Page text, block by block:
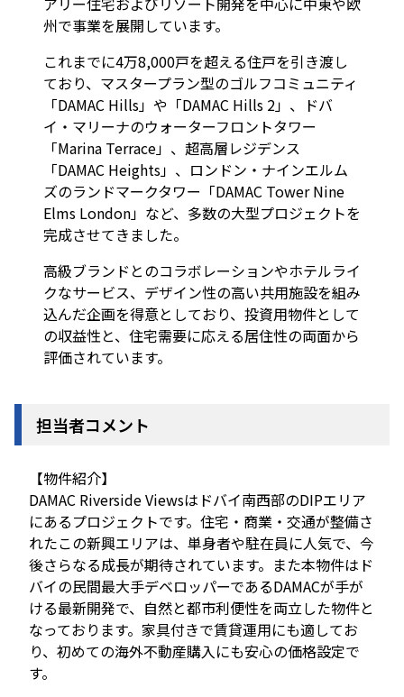
州で事業を展開しています。
これまでに4万8,000戸を超える住戸を引き渡し
ており、マスタープラン型のゴルフコミュニティ
「DAMAC Hills」や「DAMAC Hills 2」、ドバ
イ・マリーナのウォーターフロントタワー
「Marina Terrace」、超高層レジデンス
「DAMAC Heights」、ロンドン・ナインエルム
ズのランドマークタワー「DAMAC Tower Nine
Elms London」など、多数の大型プロジェクトを
完成させてきました。
高級ブランドとのコラボレーションやホテルライ
クなサービス、デザイン性の高い共用施設を組み
込んだ企画を得意としており、投資用物件として
の収益性と、住宅需要に応える居住性の両面から
評価されています。
担当者コメント
【物件紹介】
DAMAC Riverside Viewsはドバイ南西部のDIPエリア
にあるプロジェクトです。住宅・商業・交通が整備さ
れたこの新興エリアは、単身者や駐在員に人気で、今
後さらなる成長が期待されています。また本物件はド
バイの民間最大手デベロッパーであるDAMACが手が
ける最新開発で、自然と都市利便性を両立した物件と
なっております。家具付きで賃貸運用にも適してお
り、初めての海外不動産購入にも安心の価格設定で
す。